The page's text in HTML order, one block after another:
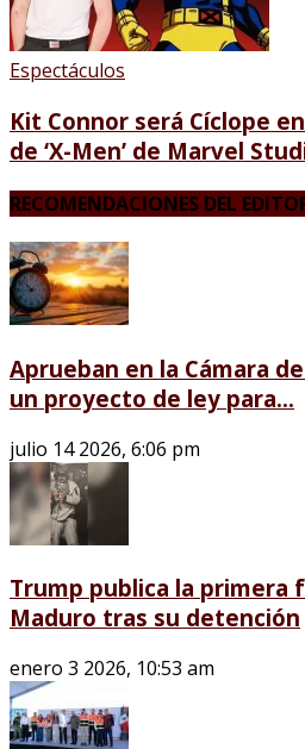
Espectáculos
Kit Connor será Cíclope
de ‘X-Men’ de Marvel
RECOMENDACIONES DEL
Aprueban en la Cámara
un proyecto de ley para...
julio 14 2026, 6:06 pm
Trump publica la primera
Maduro tras su detención
enero 3 2026, 10:53 am